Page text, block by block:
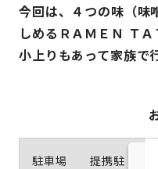
今回は、４つの味（味
しめるＲＡＭＥＮ ＴＡ
小上りもあって家族で
駐車場 提携駐